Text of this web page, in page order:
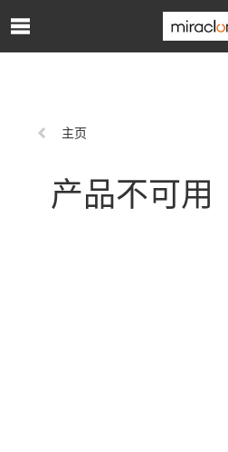
跳转到主内容
上
主页
产品不可用